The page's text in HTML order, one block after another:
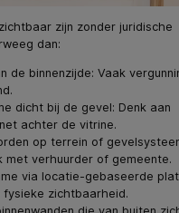
zijn zonder juridische
dan:
de binnenzijde: Vaak
dicht bij de gevel: Denk aan
achter de vitrine.
op terrein of
met verhuurder of gemeente.
via locatie-gebaseerde
fysieke zichtbaarheid.